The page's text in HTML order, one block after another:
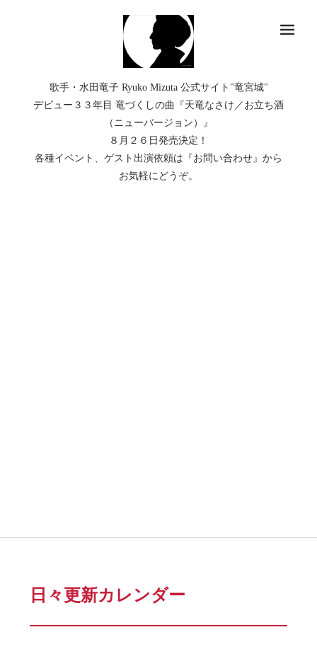
歌手・水田竜子 Ryuko Mizuta 公式サイト"竜宮城"
デビュー３３年目 竜づくしの曲『天竜なさけ／お立ち酒
（ニューバージョン）』
８月２６日発売決定！
各種イベント、ゲスト出演依頼は『お問い合わせ』から
お気軽にどうぞ。
日々更新カレンダー